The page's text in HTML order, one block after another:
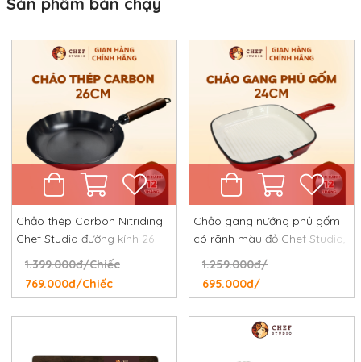
Chảo thép Carbon Nitriding
Chef Studio đường kính 26
cm, chống dính tự nhiên,
chống rỉ, chống xước
1.399.000đ/Chiếc
769.000đ/Chiếc
Chảo gang nướng phủ gốm
có rãnh màu đỏ Chef Studio,
đường kính 24 cm
1.259.000đ/
695.000đ/